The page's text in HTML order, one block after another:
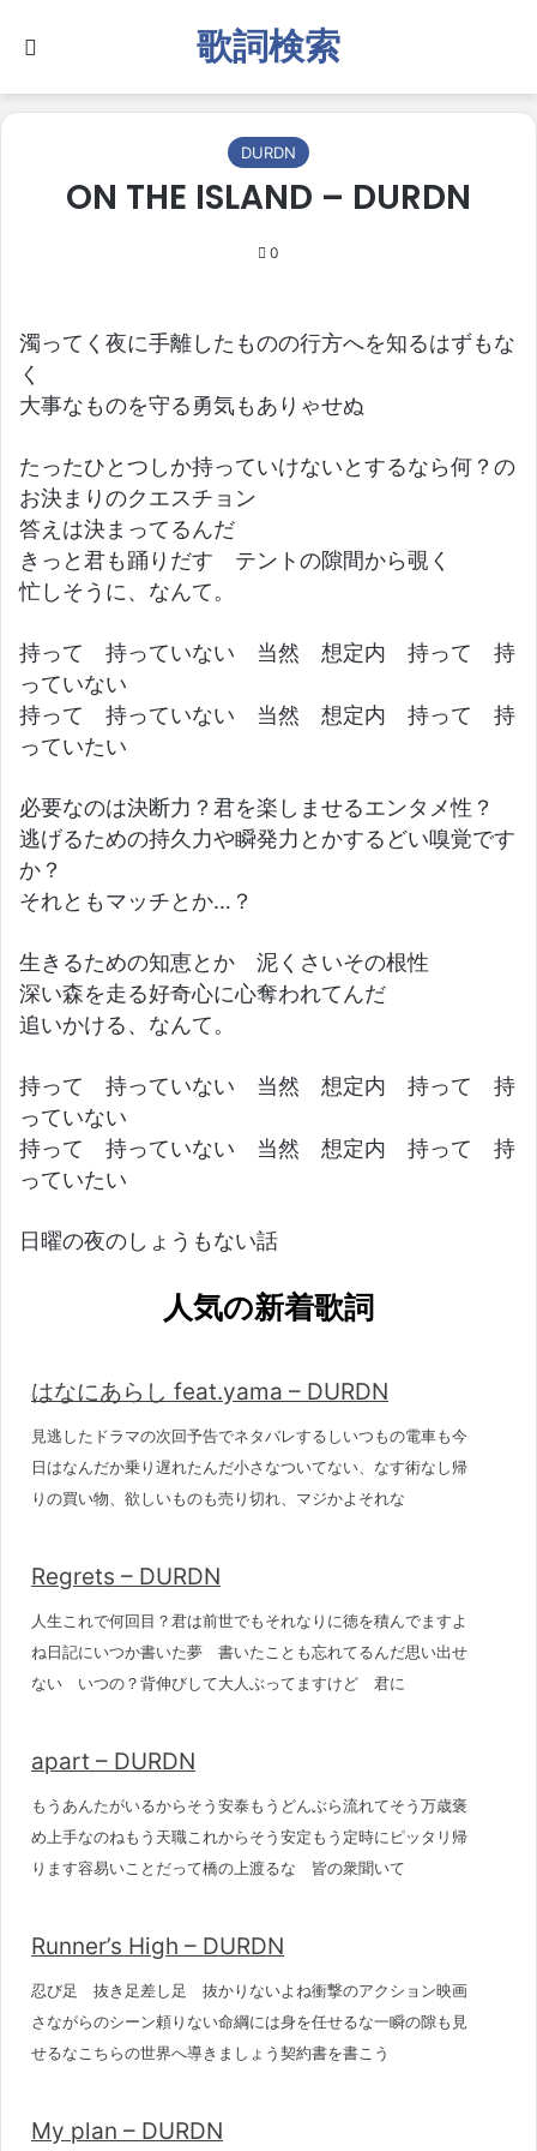
歌詞検索
DURDN
ON THE ISLAND – DURDN
0
濁ってく夜に手離したものの行方へを知るはずもな
く
大事なものを守る勇気もありゃせぬ
たったひとつしか持っていけないとするなら何？の
お決まりのクエスチョン
答えは決まってるんだ
きっと君も踊りだす テントの隙間から覗く
忙しそうに、なんて。
持って 持っていない 当然 想定内 持って 持
っていない
持って 持っていない 当然 想定内 持って 持
っていたい
必要なのは決断力？君を楽しませるエンタメ性？
逃げるための持久力や瞬発力とかするどい嗅覚です
か？
それともマッチとか…？
生きるための知恵とか 泥くさいその根性
深い森を走る好奇心に心奪われてんだ
追いかける、なんて。
持って 持っていない 当然 想定内 持って 持
っていない
持って 持っていない 当然 想定内 持って 持
っていたい
日曜の夜のしょうもない話
人気の新着歌詞
はなにあらし feat.yama – DURDN
見逃したドラマの次回予告でネタバレするしいつもの電車も今
日はなんだか乗り遅れたんだ小さなついてない、なす術なし帰
りの買い物、欲しいものも売り切れ、マジかよそれな
Regrets – DURDN
人生これで何回目？君は前世でもそれなりに徳を積んでますよ
ね日記にいつか書いた夢 書いたことも忘れてるんだ思い出せ
ない いつの？背伸びして大人ぶってますけど 君に
apart – DURDN
もうあんたがいるからそう安泰もうどんぶら流れてそう万歳褒
め上手なのねもう天職これからそう安定もう定時にピッタリ帰
ります容易いことだって橋の上渡るな 皆の衆聞いて
Runner’s High – DURDN
忍び足 抜き足差し足 抜かりないよね衝撃のアクション映画
さながらのシーン頼りない命綱には身を任せるな一瞬の隙も見
せるなこちらの世界へ導きましょう契約書を書こう
My plan – DURDN